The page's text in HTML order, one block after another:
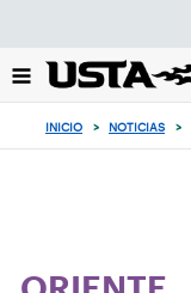
el
botón
INICIO > NOTICIAS >
ORIENTE